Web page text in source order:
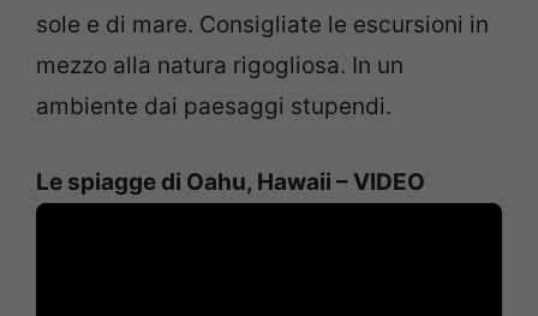
sole e di mare. Consigliate le escursioni in
mezzo alla natura rigogliosa. In un
ambiente dai paesaggi stupendi.
Le spiagge di Oahu, Hawaii – VIDEO